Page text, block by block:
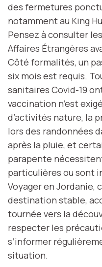
des fermetures
notamment au King
Pensez à consulter
Affaires Étrangères
Côté formalités, un
six mois est requis.
sanitaires Covid-19
vaccination n’est
d’activités nature, la
lors des randonnées
après la pluie, et
parapente
particulières ou sont
Voyager en Jordanie,
destination stable,
tournée vers la
respecter les
s’informer
situation.